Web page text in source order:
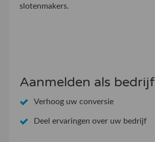
slotenmakers.
Aanmelden als bedrijf
Verhoog uw conversie
Deel ervaringen over uw bedrijf